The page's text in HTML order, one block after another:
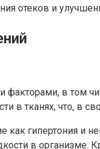
отеков и
в том
в тканях, что, в
гипертония и
в организме.